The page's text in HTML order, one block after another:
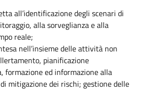
all’identificazione degli scenari di
alla sorveglianza e alla
reale;
nell’insieme delle attività non
pianificazione
formazione ed informazione alla
mitigazione dei rischi; gestione delle